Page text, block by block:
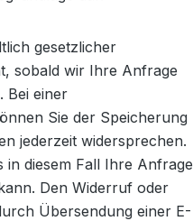
gesetzlicher
sobald wir Ihre Anfrage
Bei einer
Sie der Speicherung
jederzeit widersprechen.
in diesem Fall Ihre Anfrage
Den Widerruf oder
Übersendung einer E-